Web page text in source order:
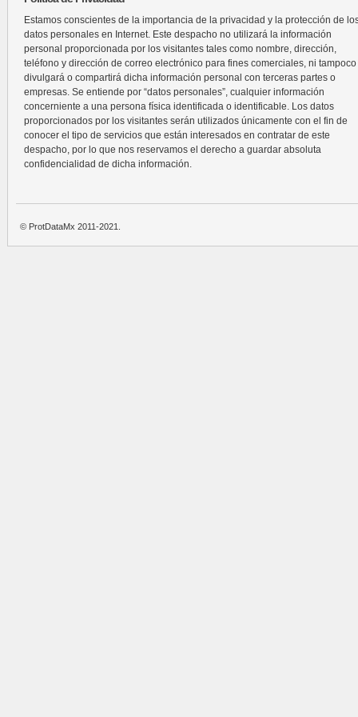
Estamos conscientes de la importancia de la privacidad y la protección de
datos personales en Internet. Este despacho no utilizará la información
personal proporcionada por los visitantes tales como nombre, dirección,
teléfono y dirección de correo electrónico para fines comerciales, ni tampoco
divulgará o compartirá dicha información personal con terceras partes o
empresas. Se entiende por “datos personales”, cualquier información
concerniente a una persona física identificada o identificable. Los datos
proporcionados por los visitantes serán utilizados únicamente con el fin de
conocer el tipo de servicios que están interesados en contratar de este
despacho, por lo que nos reservamos el derecho a guardar absoluta
confidencialidad de dicha información.
© ProtDataMx 2011-2021.